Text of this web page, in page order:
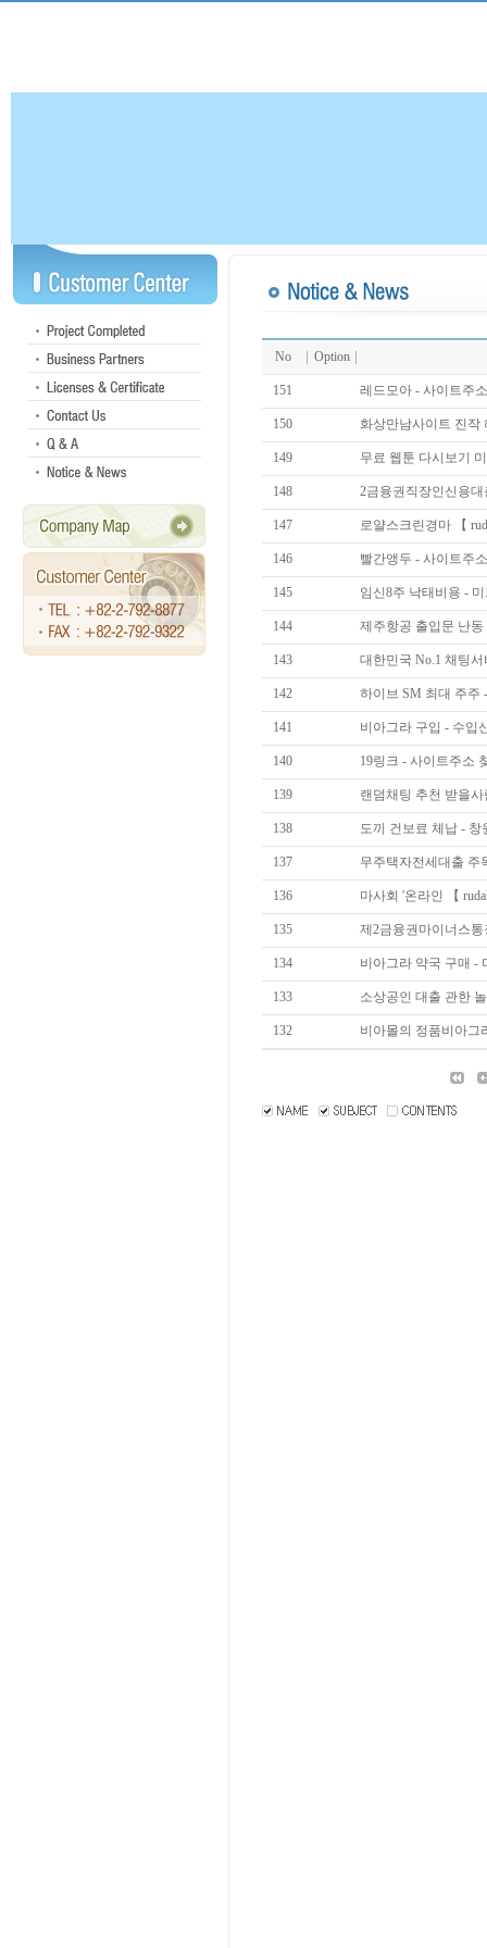
No Option
151 레드모아 - 사이트주
150 화상만남사이트 진작
149 무료 웹툰 다시보기
148 2금융권직장인신용
147 로얄스크린경마 【
146 빨간앵두 - 사이트주
145 임신8주 낙태비용 -
144 제주항공 출입문 난
143 대한민국 No.1 채팅
142 하이브 SM 최대 주주
141 비아그라 구입 - 수입
140 19링크 - 사이트주소
139 랜덤채팅 추천 받을
138 도끼 건보료 체납 - 창
137 무주택자전세대출 주
136 마사회 '온라인 【
135 제2금융권마이너스
134 비아그라 약국 구매 -
133 소상공인 대출 관한
132 비아몰의 정품비아그